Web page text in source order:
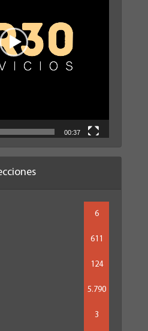
00:37
6
611
124
5.790
3